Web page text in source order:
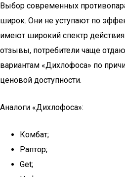
Выбор современных
широк. Они не уступают по
имеют широкий спектр
отзывы, потребители чаще
вариантам «Дихлофоса» по
ценовой доступности.
Аналоги «Дихлофоса»:
Комбат;
Раптор;
Get;